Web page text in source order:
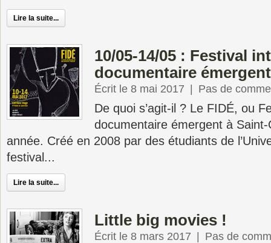
Lire la suite...
10/05-14/05 : Festival
documentaire émergent
Écrit le 8 mai 2017 Pas de
De quoi s’agit-il ? Le FIDÉ, ou
documentaire émergent à
année. Créé en 2008 par des étudiants de
festival...
Lire la suite...
Little big movies !
Écrit le 8 mars 2017 Pas de